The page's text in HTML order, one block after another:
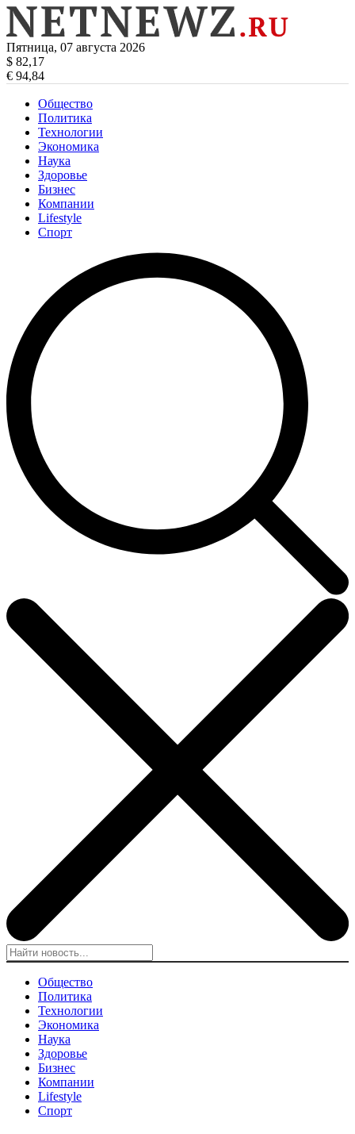
Пятница, 07 августа 2026
$ 82,17
€ 94,84
Общество
Политика
Технологии
Экономика
Наука
Здоровье
Бизнес
Компании
Lifestyle
Спорт
Общество
Политика
Технологии
Экономика
Наука
Здоровье
Бизнес
Компании
Lifestyle
Спорт